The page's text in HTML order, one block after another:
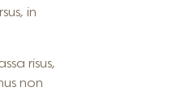
in
risus,
non